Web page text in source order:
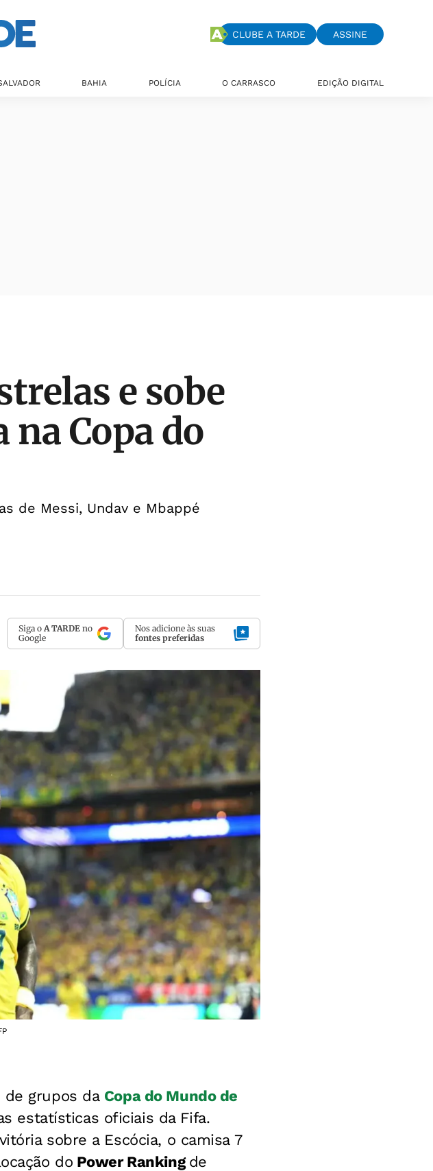
CLUBE A TARDE ASSINE
BAHIA POLÍCIA O CARRASCO EDIÇÃO DIGITAL
e sobe
Copa do
de Messi, Undav e Mbappé
Siga o A TARDE no
Google
Nos adicione às suas
fontes preferidas
de grupos da Copa do Mundo de
estatísticas oficiais da Fifa.
sobre a Escócia, o camisa 7
do Power Ranking de